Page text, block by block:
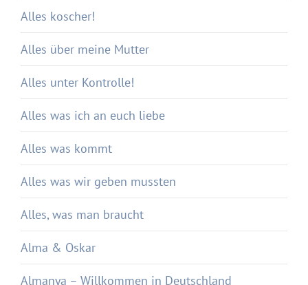
Alles koscher!
Alles über meine Mutter
Alles unter Kontrolle!
Alles was ich an euch liebe
Alles was kommt
Alles was wir geben mussten
Alles, was man braucht
Alma & Oskar
Almanya – Willkommen in Deutschland